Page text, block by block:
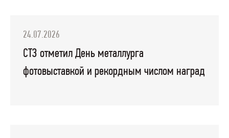
24.07.2026
СТЗ отметил День металлурга
фотовыставкой и рекордным числом наград